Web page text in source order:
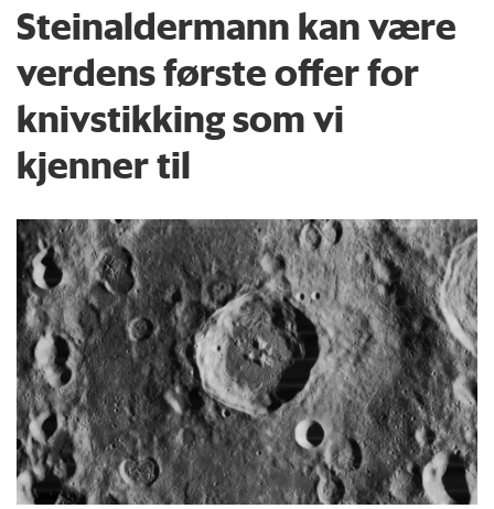
Steinaldermann kan være
verdens første offer for
knivstikking som vi
kjenner til